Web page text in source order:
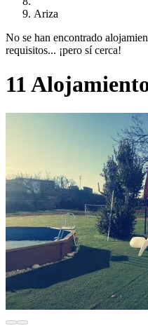
Ariza
No se han encontrado
requisitos... ¡pero sí cerca!
11